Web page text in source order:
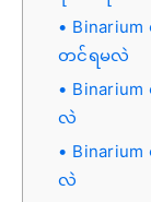
တင်ရမလဲ
လဲ
လဲ